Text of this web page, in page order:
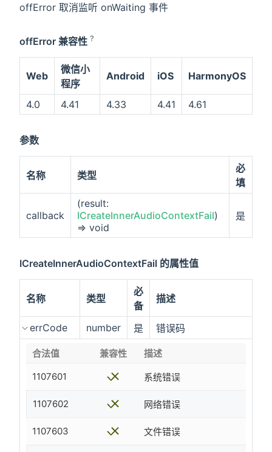
offError 取消监听 onWaiting 事件
offError 兼容性 ?
Web
微信小
程序
Android iOS HarmonyOS
4.0 4.41 4.33 4.41 4.61
参数
名称 类型
必
填
callback
(result:
ICreateInnerAudioContextFail)
=> void
是
ICreateInnerAudioContextFail 的属性值
名称 类型
必
备
描述
errCode number 是 错误码
合法值 兼容性
描述
1107601
系统错误
1107602 网络错误
1107603 文件错误